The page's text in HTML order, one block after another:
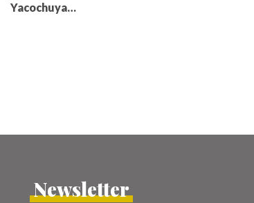
Yacochuya
Newsletter